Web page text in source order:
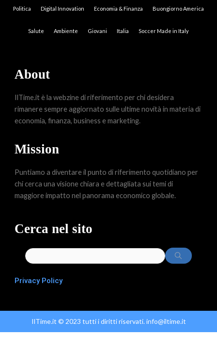
Politica Digital Innovation Economia & Finanza Buongiorno America
Salute Ambiente Giovani Italia Soccer Made in Italy
About
IlTime.it è la webzine di riferimento per chi desidera
rimanere sempre aggiornato sulle ultime novità in materia di
economia, finanza, business e marketing.
Mission
Puntiamo a diventare il punto di riferimento quotidiano per
chi cerca una visione chiara e dettagliata sui temi di
maggiore impatto nel panorama economico globale.
Cerca nel sito
Privacy Policy
IlTime.it © 2023 tutti i diritti riservati. info@iltime.it